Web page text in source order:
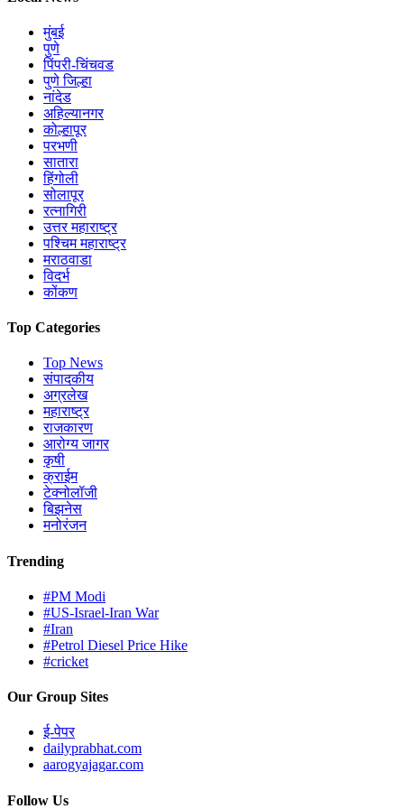
मुंबई
पुणे
पिंपरी-चिंचवड
पुणे जिल्हा
नांदेड
अहिल्यानगर
कोल्हापूर
परभणी
सातारा
हिंगोली
सोलापूर
रत्नागिरी
उत्तर महाराष्ट्र
पश्चिम महाराष्ट्र
मराठवाडा
विदर्भ
कोंकण
Top Categories
Top News
संपादकीय
अग्रलेख
महाराष्ट्र
राजकारण
आरोग्य जागर
कृषी
क्राईम
टेक्नोलॉजी
बिझनेस
मनोरंजन
Trending
#PM Modi
#US-Israel-Iran War
#Iran
#Petrol Diesel Price Hike
#cricket
Our Group Sites
ई-पेपर
dailyprabhat.com
aarogyajagar.com
Follow Us